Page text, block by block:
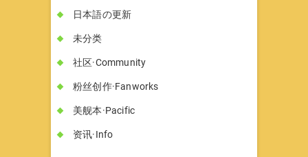
日本語の更新
未分类
社区·Community
粉丝创作·Fanworks
美舰本·Pacific
资讯·Info